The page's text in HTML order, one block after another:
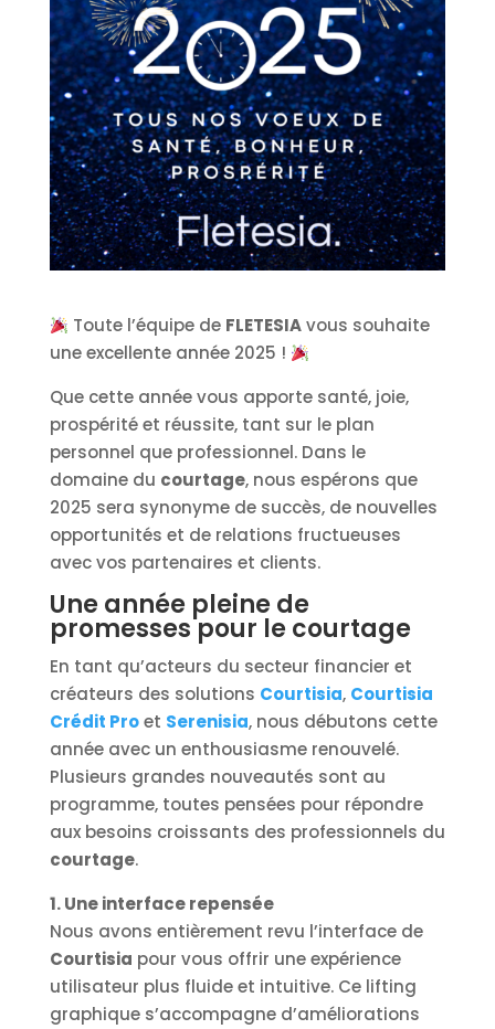
Toute l’équipe de FLETESIAvous souhaite
une excellente année 2025 !
Que cette année vous apporte santé, joie,
prospérité et réussite, tant sur le plan
personnel que professionnel. Dans le
domaine du courtage, nous espérons que
2025 sera synonyme de succès, de nouvelles
opportunités et de relations fructueuses
avec vos partenaires et clients.
Une année pleine de
promesses pour le courtage
En tant qu’acteurs du secteur financier et
créateurs des solutions Courtisia, Courtisia
Crédit Proet Serenisia, nous débutons cette
année avec un enthousiasme renouvelé.
Plusieurs grandes nouveautés sont au
programme, toutes pensées pour répondre
aux besoins croissants des professionnels du
courtage.
1. Une interface repensée
Nous avons entièrement revu l’interface de
Courtisia pour vous offrir une expérience
utilisateur plus fluide et intuitive. Ce lifting
graphique s’accompagne d’améliorations